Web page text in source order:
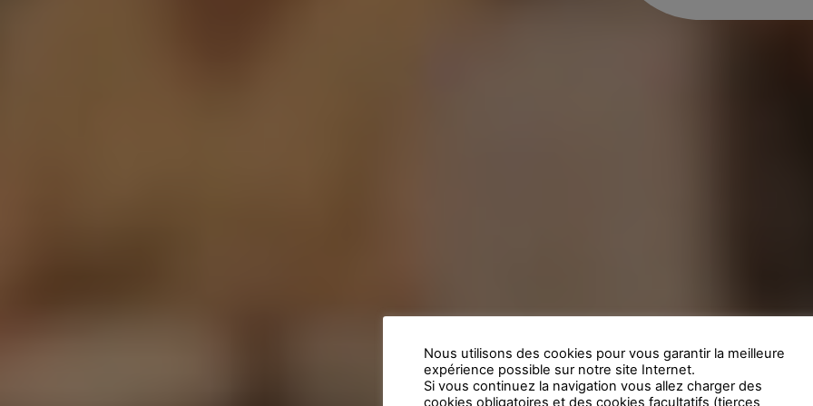
Nous utilisons des cookies pour vous garantir la meilleure
expérience possible sur notre site Internet.
Si vous continuez la navigation vous allez charger des
cookies obligatoires et des cookies facultatifs (tierces